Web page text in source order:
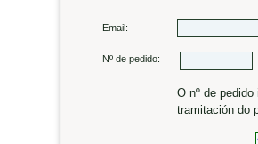
Email:
Nº de pedido:
O nº de
tramitación do